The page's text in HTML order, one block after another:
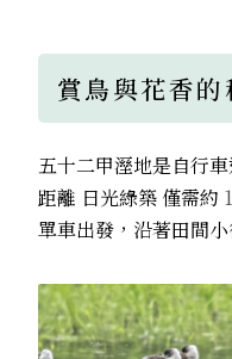
賞鳥與花香
五十二甲溼地是自行
距離 日光綠築 僅需約
單車出發，沿著田間